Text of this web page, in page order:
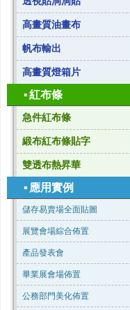
高畫質油畫布
帆布輸出
高畫質燈箱片
▪紅布條
急件紅布條
緞布紅布條貼字
雙透布熱昇華
▪ 應用實例
儲存易賣場全面貼圖
展覽會場綜合佈置
產品發表會
畢業展會場佈置
公務部門美化佈置